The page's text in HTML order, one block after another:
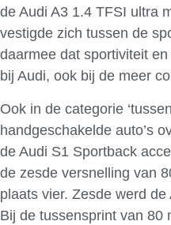
de Audi A3 1.4 TFSI ultra
vestigde zich tussen de
daarmee dat sportiviteit
bij Audi, ook bij de meer
Ook in de categorie
handgeschakelde auto’s
de Audi S1 Sportback
de zesde versnelling van
plaats vier. Zesde werd
Bij de tussensprint van 80